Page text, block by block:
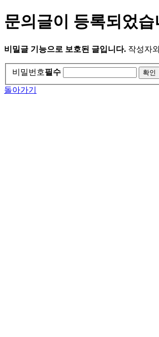
문의글이 등록되었습
비밀글 기능으로 보호된 글입니다. 작성자
비밀번호필수
돌아가기